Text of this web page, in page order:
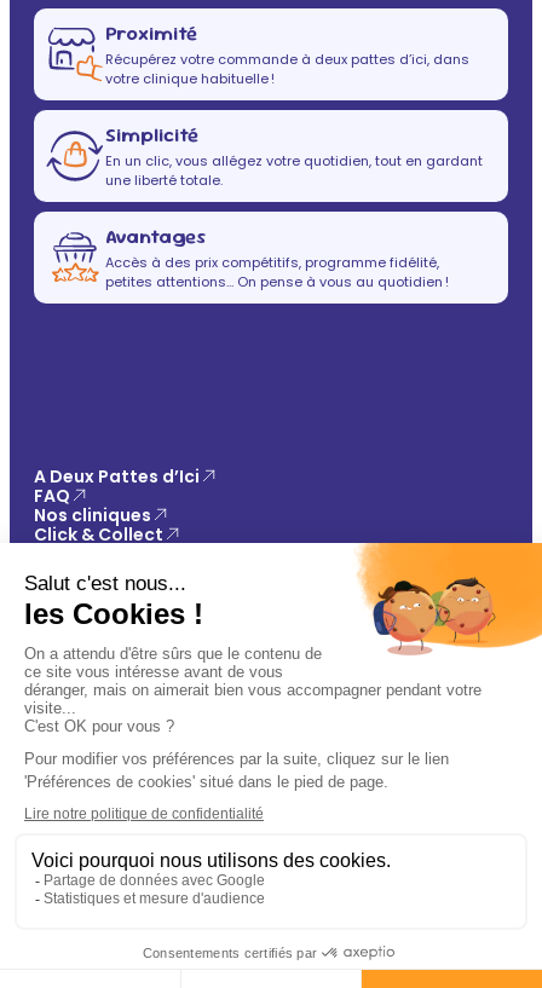
Proximité
Récupérez votre commande à deux pattes d’ici, dans
votre clinique habituelle !
Simplicité
En un clic, vous allégez votre quotidien, tout en gardant
une liberté totale.
Avantages
Accès à des prix compétitifs, programme fidélité,
petites attentions… On pense à vous au quotidien !
A Deux Pattes d’Ici
FAQ
Nos cliniques
Click & Collect
Vos avantages
Conseils
Paiement 100% sécurisé
Politique de confidentialité
Conditions générales de vente
Gestions des cookies
Plan du site